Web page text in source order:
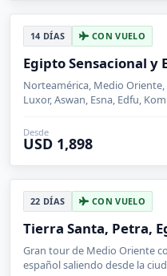
14 DÍAS CON VUELO
Egipto Sensacional y
Norteamérica, Medio
Luxor, Aswan, Esna, Edfu,
Desde
USD 1,898
22 DÍAS CON VUELO
Tierra Santa, Petra,
Gran tour de Medio Oriente
español saliendo desde la